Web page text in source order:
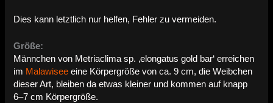
Dies kann letztlich nur helfen, Fehler zu vermeiden.
Größe:
Männchen von Metriaclima sp. ‚elongatus gold bar‘ erreichen
im Malawisee eine Körpergröße von ca. 9 cm, die Weibchen
dieser Art, bleiben da etwas kleiner und kommen auf knapp
6–7 cm Körpergröße.